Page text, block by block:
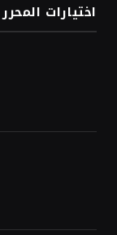
اختيارات المحرر